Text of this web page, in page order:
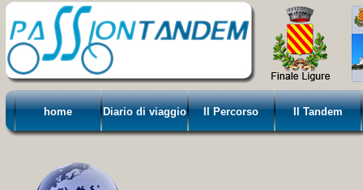
home Diario di viaggio Il Percorso Il Tandem